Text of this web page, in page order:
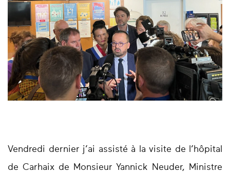
Vendredi dernier j’ai assisté à la visite de l’hôpital
de Carhaix de Monsieur Yannick Neuder, Ministre